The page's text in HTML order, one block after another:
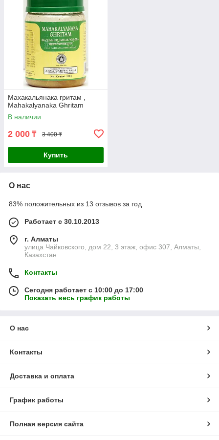
Махакальянака гритам ,
Mahakalyanaka Ghritam
В наличии
2 000 ₸ 3 400 ₸
Купить
О нас
83% положительных из 13 отзывов за год
Работает с 30.10.2013
г. Алматы
улица Чайковского, дом 22, 3 этаж, офис 307, Алматы,
Казахстан
Контакты
Сегодня работает с 10:00 до 17:00
Показать весь график работы
О нас
Контакты
Доставка и оплата
График работы
Полная версия сайта